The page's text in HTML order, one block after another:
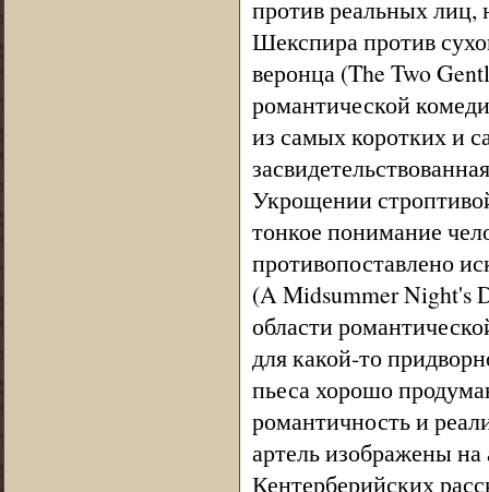
против реальных лиц,
Шекспира против
веронца (The Two
романтической
из самых коротких и
Укрощении
тонкое понимание
противопоставлено
(A Midsummer Night's
области
для какой-то
пьеса хорошо
романтичность и
артель изображены
Кентерберийских